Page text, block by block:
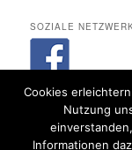
SOZIALE
Cookies
Nutzung
Informationen